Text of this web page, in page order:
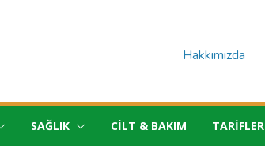
Hakkımızda
SAĞLIK CILT & BAKIM TARIFLER